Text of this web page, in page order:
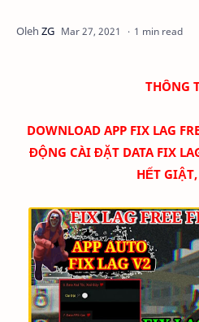
1 min read
THÔNG
DOWNLOAD APP FIX LAG
ĐỘNG CÀI ĐẶT DATA FIX
HẾT